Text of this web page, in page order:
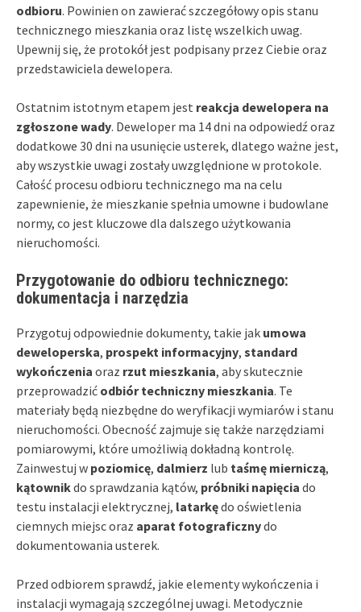
odbioru. Powinien on zawierać szczegółowy opis stanu
technicznego mieszkania oraz listę wszelkich uwag.
Upewnij się, że protokół jest podpisany przez Ciebie oraz
przedstawiciela dewelopera.
Ostatnim istotnym etapem jest reakcja dewelopera na
zgłoszone wady. Deweloper ma 14 dni na odpowiedź oraz
dodatkowe 30 dni na usunięcie usterek, dlatego ważne jest,
aby wszystkie uwagi zostały uwzględnione w protokole.
Całość procesu odbioru technicznego ma na celu
zapewnienie, że mieszkanie spełnia umowne i budowlane
normy, co jest kluczowe dla dalszego użytkowania
nieruchomości.
Przygotowanie do odbioru technicznego:
dokumentacja i narzędzia
Przygotuj odpowiednie dokumenty, takie jak umowa
deweloperska, prospekt informacyjny, standard
wykończenia oraz rzut mieszkania, aby skutecznie
przeprowadzić odbiór techniczny mieszkania. Te
materiały będą niezbędne do weryfikacji wymiarów i stanu
nieruchomości. Obecność zajmuje się także narzędziami
pomiarowymi, które umożliwią dokładną kontrolę.
Zainwestuj w poziomicę, dalmierz lub taśmę mierniczą,
kątownikdo sprawdzania kątów, próbniki napięcia do
testu instalacji elektrycznej, latarkędo oświetlenia
ciemnych miejsc oraz aparat fotograficznydo
dokumentowania usterek.
Przed odbiorem sprawdź, jakie elementy wykończenia i
instalacji wymagają szczególnej uwagi. Metodycznie